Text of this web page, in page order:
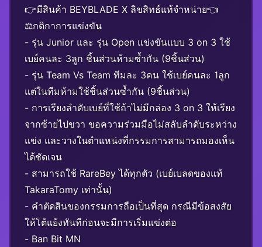
👉มีสินค้า BEYBLADE X ลิขสิทธ์แท้จำหน่าย👈
⚖️กติกาการแข่งขัน
- รุ่น Junior และ รุ่น Open แข่งขันแบบ 3 on 3 ใช้
เบย์คนละ 3ลูก ชิ้นส่วนห้ามซ้ำกัน (9ชิ้นส่วน)
- รุ่น Team Vs Team ทีมละ 3คน ใช้เบย์คนละ 1ลูก
แต่ในทีมห้ามใช้ชิ้นส่วนซ้ำกัน (9ชิ้นส่วน)
- การเรียงลำดับเบย์ที่ใช้ถ้าไม่มีกล่อง 3 on 3 ให้เรียง
จากซ้ายไปขวา ขอความร่วมมือไม่สลับลำดับระหว่าง
แข่ง และวางในตำแหน่งที่กรรมการสามารถมองเห็น
ได้ชัดเจน
- สามารถใช้ RareBey ได้ทุกตัว (เบย์เบลดของแท้
TakaraTomy เท่านั้น)
- คำตัดสินของกรรมการถือเป็นที่สุด กรณีมีข้อสงสัย
ให้โต้แย้งทันทีก่อนจะมีการเริ่มแข่งต่อ
- Ban Bit MN